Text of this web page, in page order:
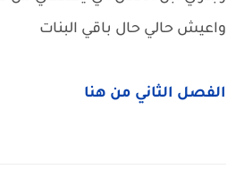
واعيش حالي حال باقي البنات
الفصل الثاني من هنا